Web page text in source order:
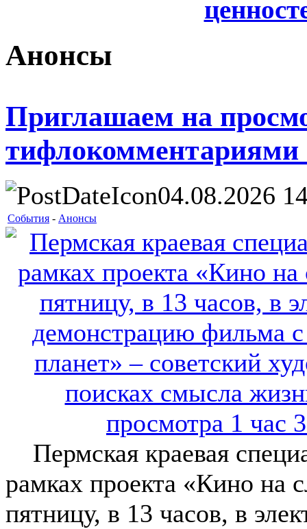
Анонсы
Приглашаем на
тифлокомментариями
04.08.2026
События - Анонсы
Пермская краевая
рамках проекта «Кино на
пятницу, в 13 часов, в